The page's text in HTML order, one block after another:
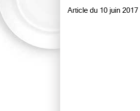
Article du 10 juin 2017